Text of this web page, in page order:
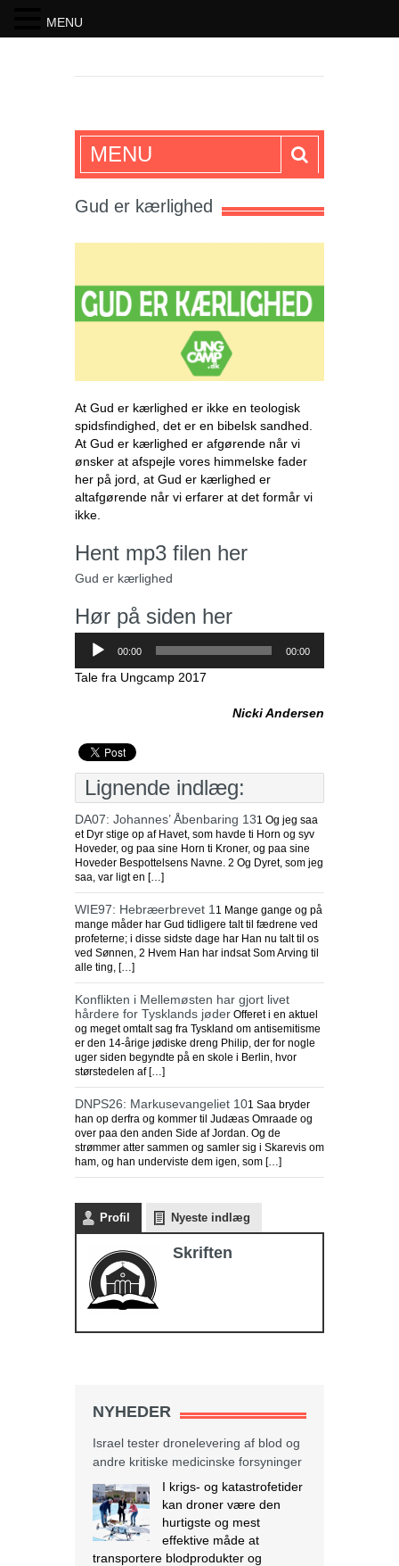
SKRIFTEN
MENU
Gud er kærlighed
At Gud er kærlighed er ikke en teologisk
spidsfindighed, det er en bibelsk sandhed.
At Gud er kærlighed er afgørende når vi
ønsker at afspejle vores himmelske fader
her på jord, at Gud er kærlighed er
altafgørende når vi erfarer at det formår vi
ikke.
Hent mp3 filen her
Gud er kærlighed
Hør på siden her
00:00 00:00
Tale fra Ungcamp 2017
Nicki Andersen
Lignende indlæg:
DA07: Johannes’ Åbenbaring 131 Og jeg saa
et Dyr stige op af Havet, som havde ti Horn og syv
Hoveder, og paa sine Horn ti Kroner, og paa sine
Hoveder Bespottelsens Navne. 2 Og Dyret, som jeg
saa, var ligt en […]
WIE97: Hebræerbrevet 1 1 Mange gange og på
mange måder har Gud tidligere talt til fædrene ved
profeterne; i disse sidste dage har Han nu talt til os
ved Sønnen, 2 Hvem Han har indsat Som Arving til
alle ting, […]
Konflikten i Mellemøsten har gjort livet
hårdere for Tysklands jøder Offeret i en aktuel
og meget omtalt sag fra Tyskland om antisemitisme
er den 14-årige jødiske dreng Philip, der for nogle
uger siden begyndte på en skole i Berlin, hvor
størstedelen af […]
DNPS26: Markusevangeliet 101 Saa bryder
han op derfra og kommer til Judæas Omraade og
over paa den anden Side af Jordan. Og de
strømmer atter sammen og samler sig i Skarevis om
ham, og han underviste dem igen, som […]
Profil Nyeste indlæg
Skriften
NYHEDER
Israel tester dronelevering af blod og
andre kritiske medicinske forsyninger
I krigs- og katastrofetider
kan droner være den
hurtigste og mest
effektive måde at
transportere blodprodukter og
MENU